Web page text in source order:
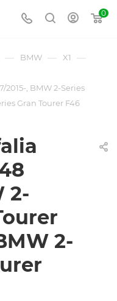
0
— BMW — X1 —
2015-, BMW 2-Series
Gran Tourer F46
2-
2-